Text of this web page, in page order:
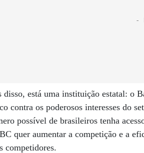
disso, está uma instituição estatal: o
contra os poderosos interesses do
possível de brasileiros tenha
quer aumentar a competição e a
competidores.